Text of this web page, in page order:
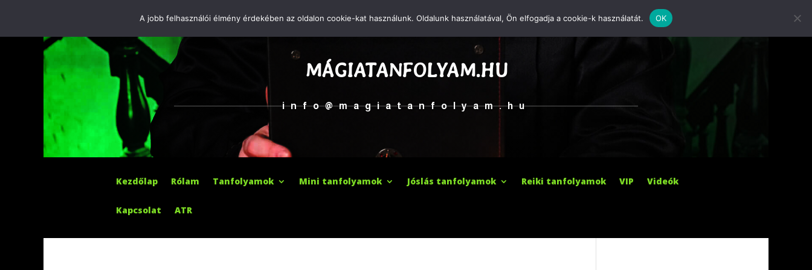
ZAGIBA ZOLTÁN MÁGUS
MÁGIATANFOLYAM.HU
info@magiatanfolyam.hu
Kezdőlap Rólam Tanfolyamok Mini tanfolyamok Jóslás tanfolyamok Reiki tanfolyamok VIP Videók
Kapcsolat ATR
A jobb felhasználói élmény érdekében az oldalon cookie-kat használunk. Oldalunk használatával, Ön elfogadja a cookie-k használatát. OK